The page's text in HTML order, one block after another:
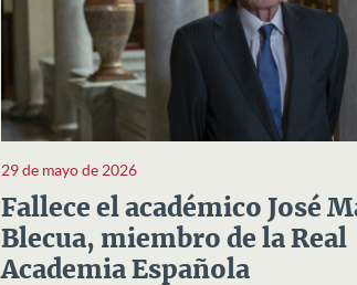
29 de mayo de 2026
Fallece el académico José
Blecua, miembro de la Real
Academia Española